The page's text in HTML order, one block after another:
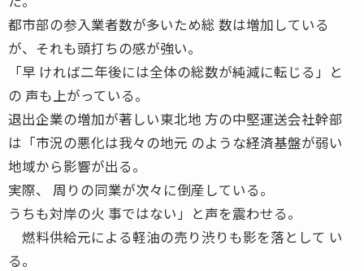
都市部の参入業者数が多いため総 数は増加している
が、それも頭打ちの感が強い。
「早 ければ二年後には全体の総数が純減に転じる」と
の 声も上がっている。
退出企業の増加が著しい東北地 方の中堅運送会社幹部
は「市況の悪化は我々の地元 のような経済基盤が弱い
地域から影響が出る。
実際、 周りの同業が次々に倒産している。
うちも対岸の火 事ではない」と声を震わせる。
燃料供給元による軽油の売り渋りも影を落として い
る。